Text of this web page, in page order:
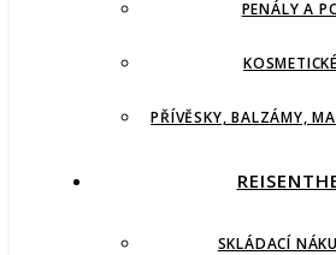
PENÁLY A
PŘÍVĚSKY, BALZÁMY,
SKLÁDACÍ